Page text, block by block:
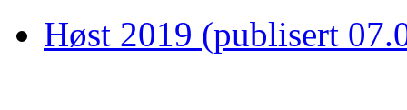
Høst 2019 (publisert